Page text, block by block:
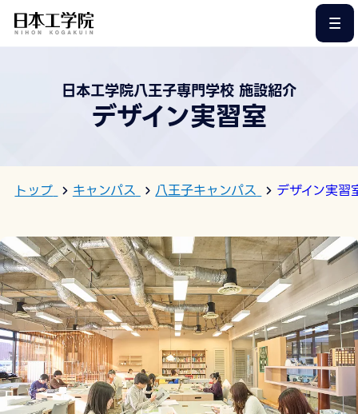
日本工学院八王子専門学校 施設紹介
デザイン実習室
トップ キャンパス 八王子キャンパス デザイン実習